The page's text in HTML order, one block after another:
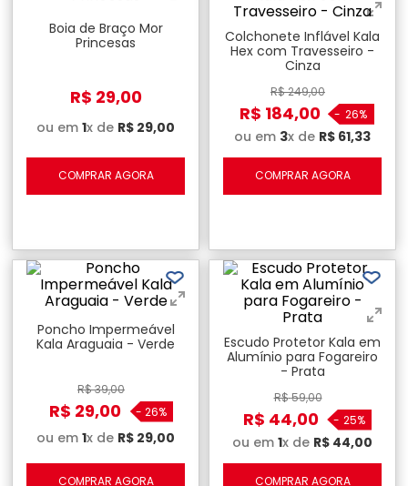
Boia de Braço Mor
Princesas
R$ 29,00
ou em 1x de R$ 29,00
COMPRAR AGORA
Colchonete Inflável Kala
Hex com Travesseiro -
Cinza
R$249,00
R$ 184,00 - 26%
ou em 3x de R$ 61,33
COMPRAR AGORA
Poncho Impermeável
Kala Araguaia - Verde
R$39,00
R$ 29,00 - 26%
ou em 1x de R$ 29,00
COMPRAR AGORA
Escudo Protetor Kala em
Alumínio para Fogareiro
- Prata
R$59,00
R$ 44,00 - 25%
ou em 1x de R$ 44,00
COMPRAR AGORA